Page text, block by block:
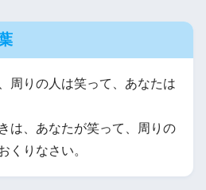
周りの人は笑って、あなたは
は、あなたが笑って、周りの
くりなさい。